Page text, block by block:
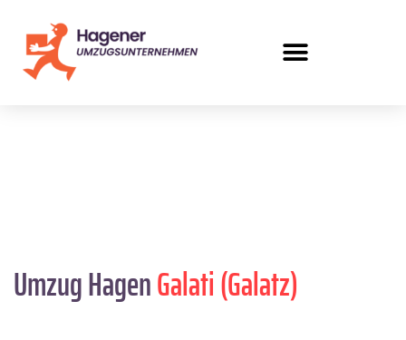
Umzug HagenGalati (Galatz)